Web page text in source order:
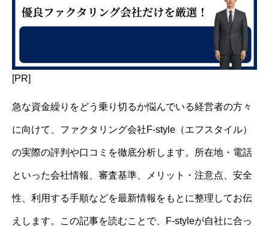
[PR]
急な資金繰りをどう乗り切るか悩んでいる経営者の方々
に向けて、ファクタリング会社F-style（エフスタイル）
の実際の評判や口コミを徹底分析します。所在地・電話
といった会社情報、審査基準、メリット・注意点、安全
性、利用する手順などを最新情報をもとに整理してお伝
えします。この記事を読むことで、F-styleが自社に合っ